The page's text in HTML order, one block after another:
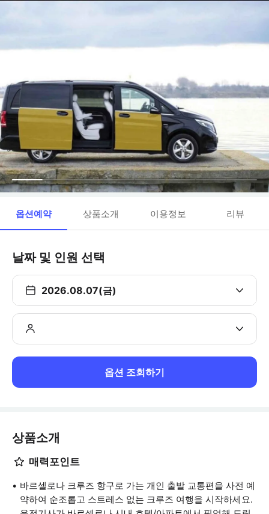
옵션예약 상품소개 이용정보 리뷰
날짜 및 인원 선택
2026.08.07(금)
옵션 조회하기
상품소개
매력포인트
바르셀로나 크루즈 항구로 가는 개인 출발 교통편을 사전 예
약하여 순조롭고 스트레스 없는 크루즈 여행을 시작하세요.